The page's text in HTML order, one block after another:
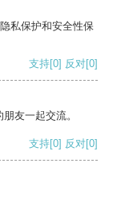
私保护和安全性保
支持[0] 反对[0]
友一起交流。
支持[0] 反对[0]